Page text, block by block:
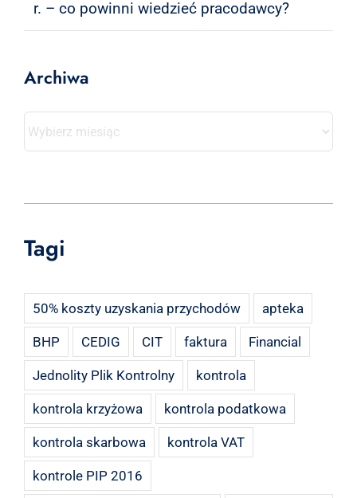
r. – co powinni wiedzieć pracodawcy?
Archiwa
Archiwa
Tagi
50% koszty uzyskania przychodów apteka
BHP CEDIG CIT faktura Financial
Jednolity Plik Kontrolny kontrola
kontrola krzyżowa kontrola podatkowa
kontrola skarbowa kontrola VAT
kontrole PIP 2016